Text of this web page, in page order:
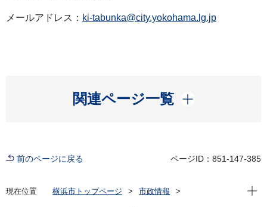
メールアドレス： ki-tabunka@city.yokohama.lg.jp
関連ページ一覧
開く
前のページに戻る ページID：851-147-385
現在位置 横浜市トップページ
市政情報
現在